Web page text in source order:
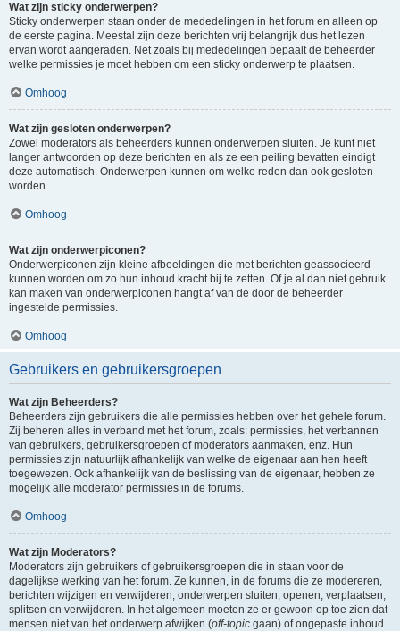
Wat zijn sticky onderwerpen?
Sticky onderwerpen staan onder de mededelingen in het forum en alleen op
de eerste pagina. Meestal zijn deze berichten vrij belangrijk dus het lezen
ervan wordt aangeraden. Net zoals bij mededelingen bepaalt de beheerder
welke permissies je moet hebben om een sticky onderwerp te plaatsen.
Omhoog
Wat zijn gesloten onderwerpen?
Zowel moderators als beheerders kunnen onderwerpen sluiten. Je kunt niet
langer antwoorden op deze berichten en als ze een peiling bevatten eindigt
deze automatisch. Onderwerpen kunnen om welke reden dan ook gesloten
worden.
Omhoog
Wat zijn onderwerpiconen?
Onderwerpiconen zijn kleine afbeeldingen die met berichten geassocieerd
kunnen worden om zo hun inhoud kracht bij te zetten. Of je al dan niet gebruik
kan maken van onderwerpiconen hangt af van de door de beheerder
ingestelde permissies.
Omhoog
Gebruikers en gebruikersgroepen
Wat zijn Beheerders?
Beheerders zijn gebruikers die alle permissies hebben over het gehele forum.
Zij beheren alles in verband met het forum, zoals: permissies, het verbannen
van gebruikers, gebruikersgroepen of moderators aanmaken, enz. Hun
permissies zijn natuurlijk afhankelijk van welke de eigenaar aan hen heeft
toegewezen. Ook afhankelijk van de beslissing van de eigenaar, hebben ze
mogelijk alle moderator permissies in de forums.
Omhoog
Wat zijn Moderators?
Moderators zijn gebruikers of gebruikersgroepen die in staan voor de
dagelijkse werking van het forum. Ze kunnen, in de forums die ze modereren,
berichten wijzigen en verwijderen; onderwerpen sluiten, openen, verplaatsen,
splitsen en verwijderen. In het algemeen moeten ze er gewoon op toe zien dat
mensen niet van het onderwerp afwijken (off-topic gaan) of ongepaste inhoud